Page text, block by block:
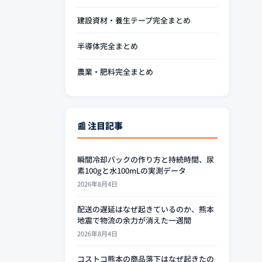
建設資材・養生テープ完全まとめ
半導体完全まとめ
農業・肥料完全まとめ
📰 注目記事
瞬間冷却パックの作り方と持続時間、尿
素100gと水100mLの実測データ
2026年8月4日
配送の遅延はなぜ起きているのか、熊本
地震で物流の余力が消えた一週間
2026年8月4日
コストコ熊本の商品落下はなぜ起きたの